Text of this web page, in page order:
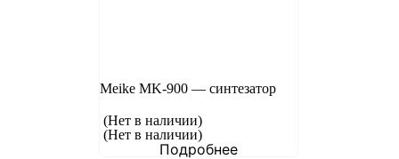
Meike MK-900 — синтезатор
(Нет в наличии)
(Нет в наличии)
Подробнее